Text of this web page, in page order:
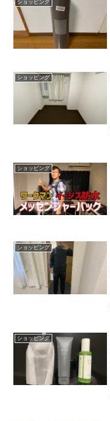
ショッピング
ショッピング
ショッピング
ショッピング
ショッピング